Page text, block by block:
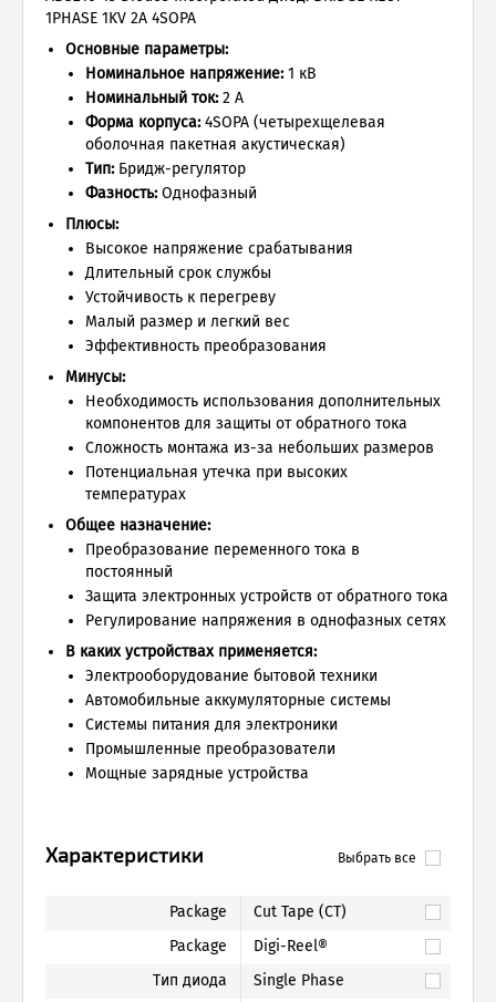
Выбрать все
Характеристики
Package
Cut Tape (CT)
Package
Digi-Reel®
Тип диода
Single Phase
1PHASE 1KV 2A 4SOPA
Основные параметры:
Номинальное напряжение:1 кВ
Номинальный ток:2 А
Форма корпуса:4SOPA (четырехщелевая
оболочная пакетная акустическая)
Тип:Бридж-регулятор
Фазность:Однофазный
Плюсы:
Высокое напряжение срабатывания
Длительный срок службы
Устойчивость к перегреву
Малый размер и легкий вес
Эффективность преобразования
Минусы:
Необходимость использования дополнительных
компонентов для защиты от обратного тока
Сложность монтажа из-за небольших размеров
Потенциальная утечка при высоких
температурах
Общее назначение:
Преобразование переменного тока в
постоянный
Защита электронных устройств от обратного тока
Регулирование напряжения в однофазных сетях
В каких устройствах применяется:
Электрооборудование бытовой техники
Автомобильные аккумуляторные системы
Системы питания для электроники
Промышленные преобразователи
Мощные зарядные устройства